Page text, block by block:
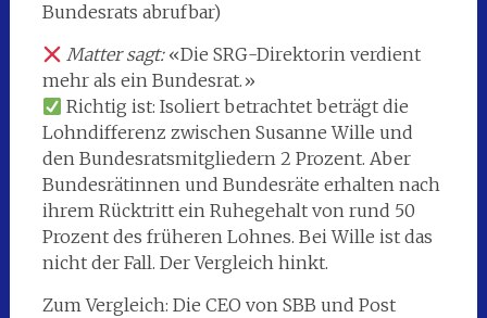
Bundesrats abrufbar)
Matter sagt:«Die SRG-Direktorin verdient
mehr als ein Bundesrat.»
Richtig ist: Isoliert betrachtet beträgt die
Lohndifferenz zwischen Susanne Wille und
den Bundesratsmitgliedern 2 Prozent. Aber
Bundesrätinnen und Bundesräte erhalten nach
ihrem Rücktritt ein Ruhegehalt von rund 50
Prozent des früheren Lohnes. Bei Wille ist das
nicht der Fall. Der Vergleich hinkt.
Zum Vergleich: Die CEO von SBB und Post